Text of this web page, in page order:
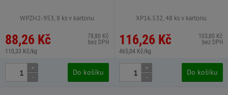
WPZH2-953, 8 ks v kartonu
88,26 Kč
110,33 Kč/kg
78,80 Kč
bez DPH
+
-
Do košíku
XP16.532, 48 ks v kartonu
116,26 Kč
465,04 Kč/kg
103,80 Kč
bez DPH
+
-
Do košíku